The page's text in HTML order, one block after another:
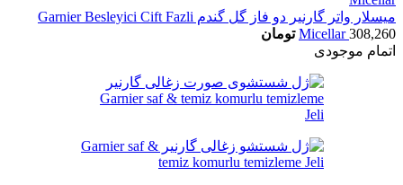
میسلار واتر گارنیر دو فاز گل گندم Garnier Besleyici Cift Fazli
Micellar308,260
تومان
اتمام موجودی